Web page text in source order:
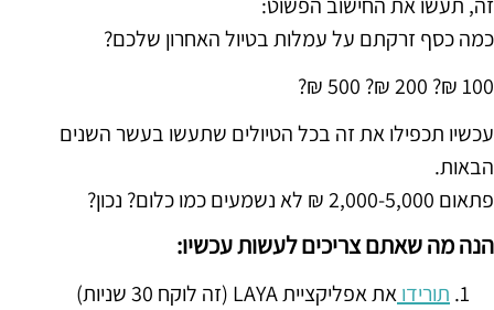
כמה כסף זרקתם על עמלות בטיול האחרון שלכם?
100 ₪? 200 ₪? 500 ₪?
עכשיו תכפילו את זה בכל הטיולים שתעשו בעשר השנים
הבאות.
פתאום 2,000-5,000 ₪ לא נשמעים כמו כלום? נכון?
הנה מה שאתם צריכים לעשות עכשיו:
תורידואת אפליקציית LAYA (זה לוקח 30 שניות)